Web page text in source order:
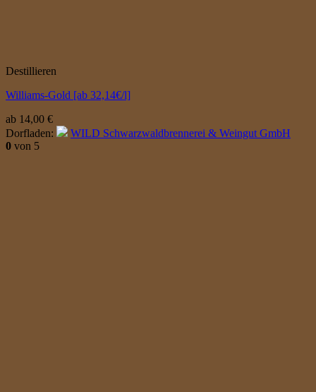
Destillieren
Williams-Gold [ab 32,14€/l]
ab 14,00 €
Dorfladen:
WILD Schwarzwaldbrennerei & Weingut GmbH
0 von 5